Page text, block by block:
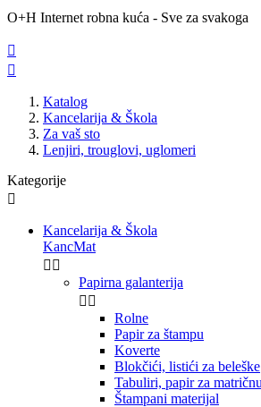
O+H Internet robna kuća - Sve za svakoga


Katalog
Kancelarija & Škola
Za vaš sto
Lenjiri, trouglovi, uglomeri
Kategorije

Kancelarija & Škola
KancMat
 
Papirna galanterija
 
Rolne
Papir za štampu
Koverte
Blokčići, listići za beleške
Tabuliri, papir za
Štampani materijal